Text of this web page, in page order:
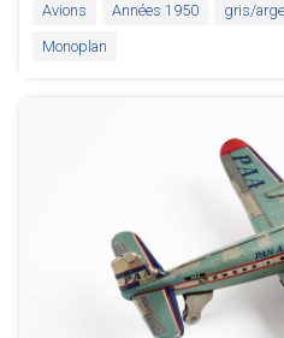
Avions Années 1950 gris/
Monoplan